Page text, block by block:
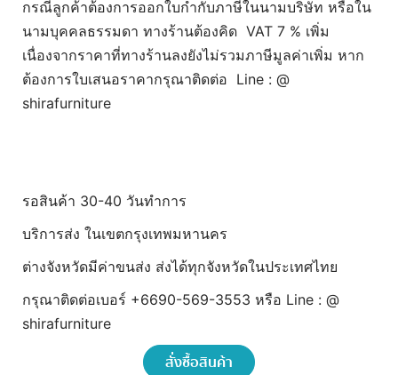
กรณีลูกค้าต้องการออกใบกำกับภาษีในนามบริษัท หรือใน
นามบุคคลธรรมดา ทางร้านต้องคิด VAT 7 % เพิ่ม
เนื่องจากราคาที่ทางร้านลงยังไม่รวมภาษีมูลค่าเพิ่ม หาก
ต้องการใบเสนอราคากรุณาติดต่อ Line : @
shirafurniture
รอสินค้า 30-40 วันทำการ
บริการส่ง ในเขตกรุงเทพมหานคร
ต่างจังหวัดมีค่าขนส่ง ส่งได้ทุกจังหวัดในประเทศไทย
กรุณาติดต่อเบอร์ +6690-569-3553 หรือ Line : @
shirafurniture
สั่งซื้อสินค้า